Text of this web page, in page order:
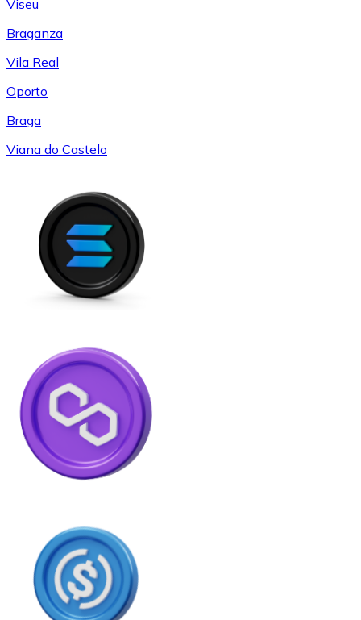
Viseu
Braganza
Vila Real
Oporto
Braga
Viana do Castelo